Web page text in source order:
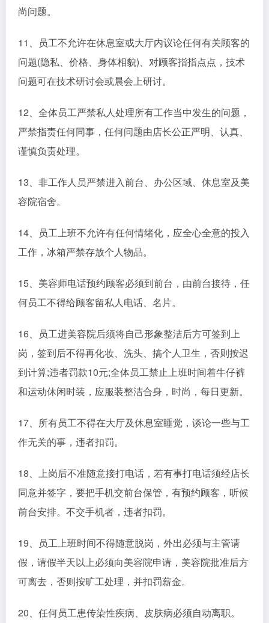
尚问题。
11、员工不允许在休息室或大厅内议论任何有关顾客的
问题(隐私、价格、身体相貌)、对顾客指指点点，技术
问题可在技术研讨会或晨会上研讨。
12、全体员工严禁私人处理所有工作当中发生的问题，
严禁指责任何同事，任何问题由店长公正严明、认真、
谨慎负责处理。
13、非工作人员严禁进入前台、办公区域、休息室及美
容院宿舍。
14、员工上班不允许有任何情绪化，应全心全意的投入
工作，冰箱严禁存放个人物品。
15、美容师电话预约顾客必须到前台，由前台接待，任
何员工不得给顾客留私人电话、名片。
16、员工进美容院后须将自己形象整洁后方可签到上
岗，签到后不得再化妆、洗头、搞个人卫生，否则按迟
到计算;违者罚款10元;全体员工禁止上班时间着牛仔裤
和运动休闲时装，应服装整洁合身，时尚，每日更新。
17、所有员工不得在大厅及休息室睡觉，谈论一些与工
作无关的事，违者扣罚。
18、上岗后不准随意接打电话，若有事打电话须经店长
同意并签字，要把手机交前台保管，有预约顾客，听候
前台安排。不交手机者，违者扣罚。
19、员工上班时间不得随意脱岗，外出必须与主管请
假，请假半天以上必须向美容院申请，美容院批准后方
可离去，否则按旷工处理，并扣罚薪金。
20、任何员工患传染性疾病、皮肤病必须自动离职。